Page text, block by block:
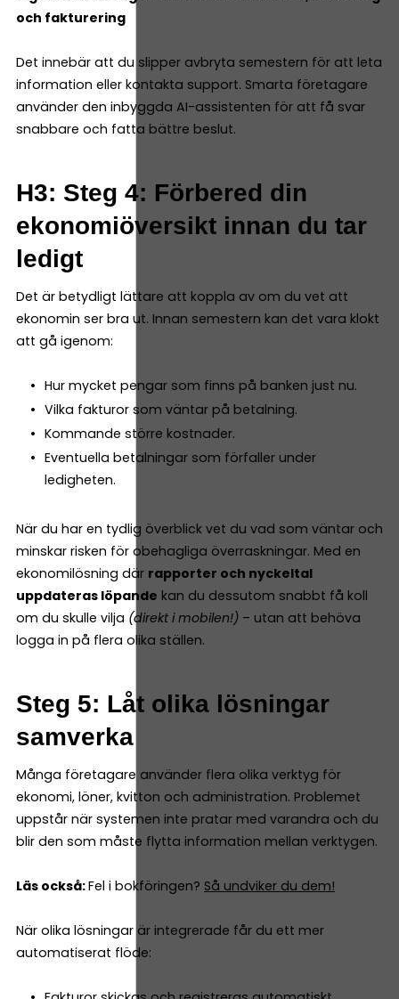
och fakturering
Det innebär att du slipper avbryta semestern för att leta
information eller kontakta support. Smarta företagare
använder den inbyggda AI-assistenten för att få svar
snabbare och fatta bättre beslut.
H3: Steg 4: Förbered din
ekonomiöversikt innan du tar
ledigt
Det är betydligt lättare att koppla av om du vet att
ekonomin ser bra ut. Innan semestern kan det vara klokt
att gå igenom:
Hur mycket pengar som finns på banken just nu.
Vilka fakturor som väntar på betalning.
Kommande större kostnader.
Eventuella betalningar som förfaller under
ledigheten.
När du har en tydlig överblick vet du vad som väntar och
minskar risken för obehagliga överraskningar. Med en
ekonomilösning där rapporter och nyckeltal
uppdateras löpande kan du dessutom snabbt få koll
om du skulle vilja (direkt i mobilen!) – utan att behöva
logga in på flera olika ställen.
Steg 5: Låt olika lösningar
samverka
Många företagare använder flera olika verktyg för
ekonomi, löner, kvitton och administration. Problemet
uppstår när systemen inte pratar med varandra och du
blir den som måste flytta information mellan verktygen.
Läs också:Fel i bokföringen? Så undviker du dem!
När olika lösningar är integrerade får du ett mer
automatiserat flöde: